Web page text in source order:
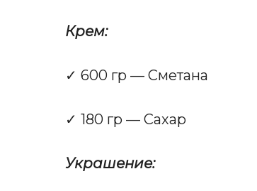
Крем:
✓ 600 гр — Сметана
✓ 180 гр — Сахар
Украшение: